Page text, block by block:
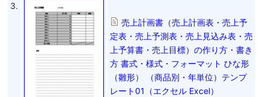
3.
売上計画書（売上計画表・売上予
定表・売上予測表・売上見込み表・売
上予算書・売上目標）の作り方・書き
方 書式・様式・フォーマット ひな形
（雛形） （商品別・年単位）テンプ
レート01（エクセル Excel）